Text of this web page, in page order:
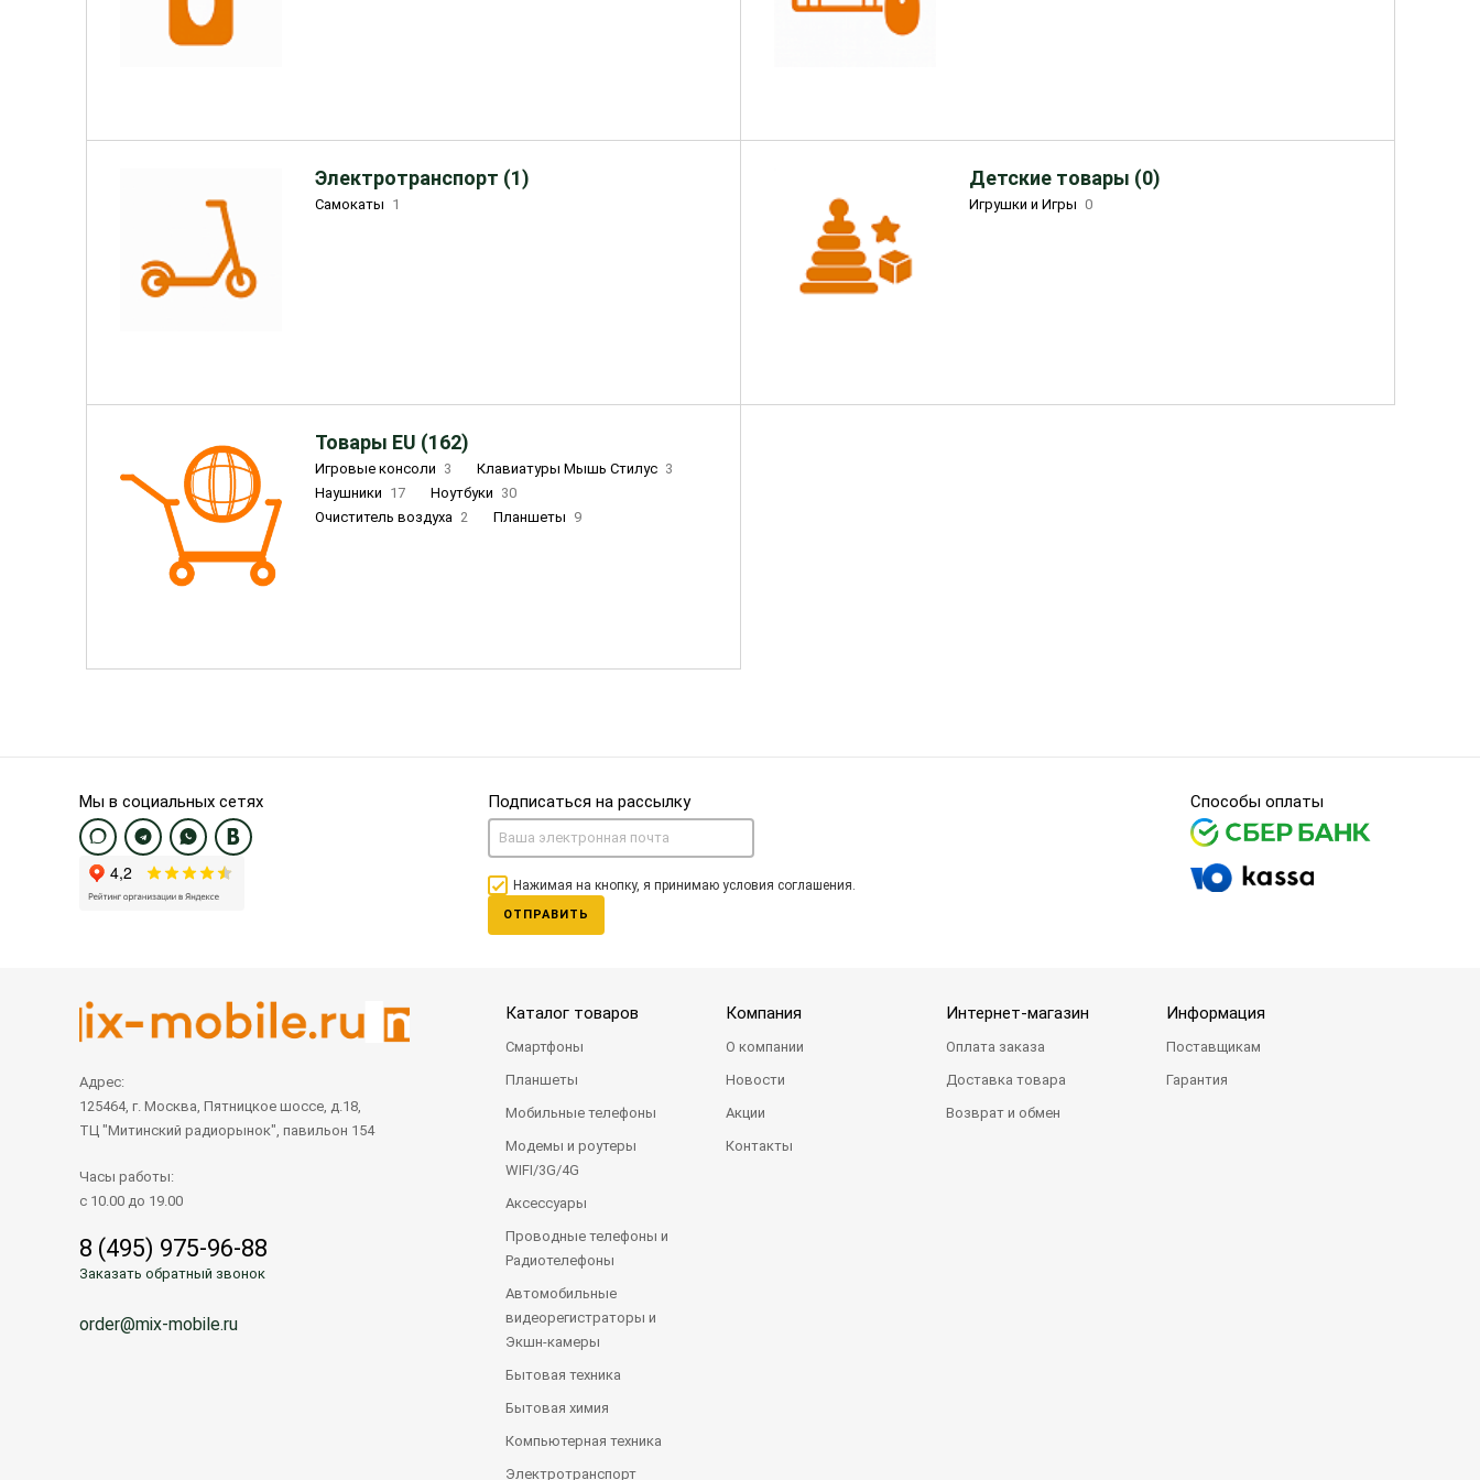
Электротранспорт (1)
Самокаты 1
Детские товары (0)
Игрушки и Игры 0
Товары EU (162)
Игровые консоли 3 Клавиатуры Мышь Стилус 3
Наушники 17 Ноутбуки 30
Очиститель воздуха 2 Планшеты 9
Мы в социальных сетях Подписаться на рассылку
Нажимая на кнопку, я принимаю условия соглашения.
ОТПРАВИТЬ
Способы оплаты
Адрес:
125464, г. Москва, Пятницкое шоссе, д.18,
ТЦ "Митинский радиорынок", павильон 154
Часы работы:
с 10.00 до 19.00
8 (495) 975-96-88
Заказать обратный звонок
order@mix-mobile.ru
Каталог товаров
Смартфоны
Планшеты
Мобильные телефоны
Модемы и роутеры
WIFI/3G/4G
Аксессуары
Проводные телефоны и
Радиотелефоны
Автомобильные
видеорегистраторы и
Экшн-камеры
Бытовая техника
Бытовая химия
Компьютерная техника
Электротранспорт
Компания
О компании
Новости
Акции
Контакты
Интернет-магазин
Оплата заказа
Доставка товара
Возврат и обмен
Информация
Поставщикам
Гарантия